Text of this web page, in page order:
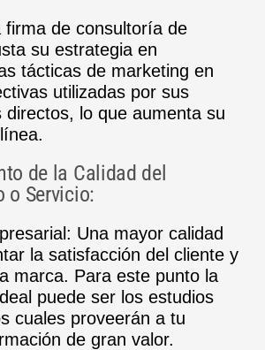
firma de consultoría de
su estrategia en
tácticas de marketing en
utilizadas por sus
directos, lo que aumenta su
de la Calidad del
o Servicio:
Una mayor calidad
la satisfacción del cliente y
marca. Para este punto la
puede ser los estudios
cuales proveerán a tu
de gran valor.